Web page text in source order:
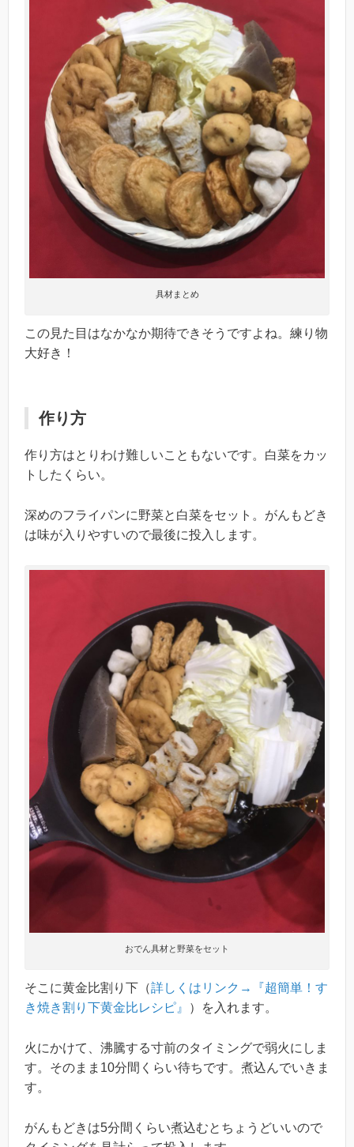
具材まとめ
この見た目はなかなか期待できそうですよね。練り物
大好き！
作り方
作り方はとりわけ難しいこともないです。白菜をカッ
トしたくらい。
深めのフライパンに野菜と白菜をセット。がんもどき
は味が入りやすいので最後に投入します。
おでん具材と野菜をセット
そこに黄金比割り下（詳しくはリンク→『超簡単！す
き焼き割り下黄金比レシピ』
）を入れます。
火にかけて、沸騰する寸前のタイミングで弱火にしま
す。そのまま10分間くらい待ちです。煮込んでいきま
す。
がんもどきは5分間くらい煮込むとちょうどいいので